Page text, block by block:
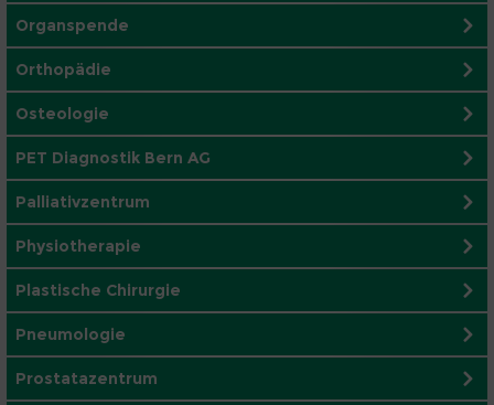
Organspende
Orthopädie
Osteologie
PET Diagnostik Bern AG
Palliativzentrum
Physiotherapie
Plastische Chirurgie
Pneumologie
Prostatazentrum